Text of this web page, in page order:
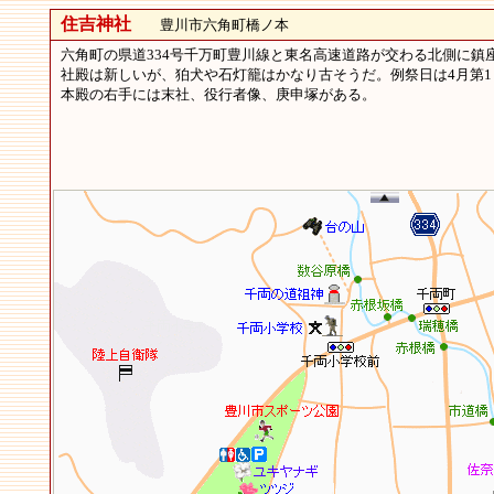
住吉神社豊川市六角町橋ノ本
六角町の県道334号千万町豊川線と東名高速道路が交わる北側に鎮
社殿は新しいが、狛犬や石灯籠はかなり古そうだ。例祭日は4月第
本殿の右手には末社、役行者像、庚申塚がある。